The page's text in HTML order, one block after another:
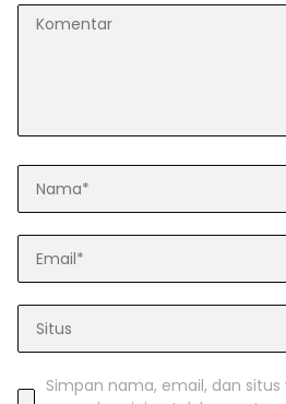
Simpan nama, email, dan